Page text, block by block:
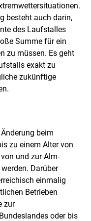
besteht auch darin,
des Laufstalles
Summe für ein
zu müssen. Es geht
exakt zu
zukünftige
beim
zu einem Alter von
und zur Alm-
Darüber
einmalig
Betrieben
zur
oder bis